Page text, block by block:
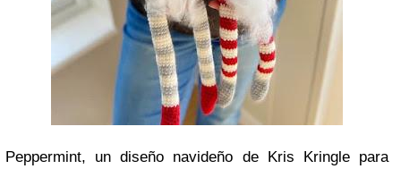
Peppermint, un diseño navideño de Kris Kringle para